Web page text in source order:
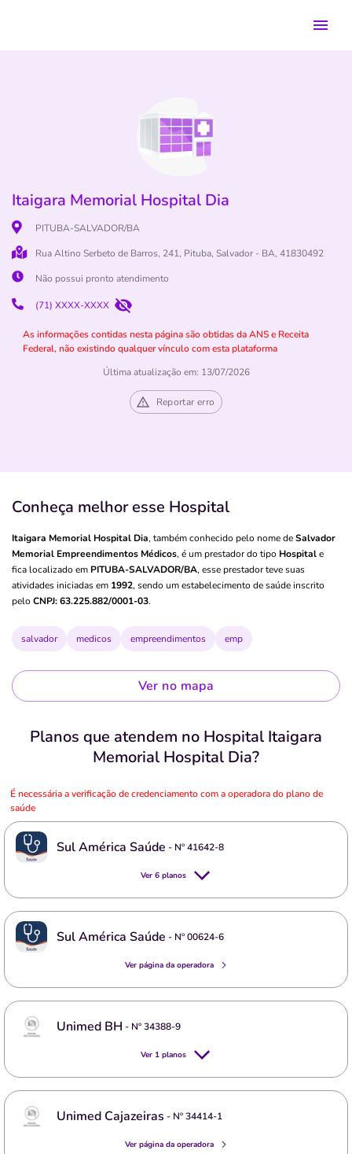
Itaigara Memorial Hospital Dia
PITUBA-SALVADOR/BA
Rua Altino Serbeto de Barros, 241, Pituba, Salvador - BA, 41830492
Não possui pronto atendimento
(71) XXXX-XXXX
As informações contidas nesta página são obtidas da ANS e Receita
Federal, não existindo qualquer vínculo com esta plataforma
Última atualização em: 13/07/2026
Reportar erro
Conheça melhor esse Hospital
Itaigara Memorial Hospital Dia, também conhecido pelo nome deSalvador
Memorial Empreendimentos Médicos, é um prestador do tipo Hospitale
fica localizado em PITUBA-SALVADOR/BA, esse prestador teve suas
atividades iniciadas em 1992, sendo um estabelecimento de saúde inscrito
pelo CNPJ: 63.225.882/0001-03.
salvador medicos empreendimentos emp
Ver no mapa
Planos que atendem no Hospital Itaigara
Memorial Hospital Dia?
É necessária a verificação de credenciamento com a operadora do plano de
saúde
Sul América Saúde - Nº41642-8
Ver 6 planos
Sul América Saúde - Nº00624-6
Ver página da operadora
Unimed BH - Nº34388-9
Ver 1 planos
Unimed Cajazeiras - Nº34414-1
Ver página da operadora